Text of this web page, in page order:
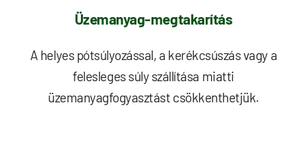
Üzemanyag-megtakarítás
A helyes pótsúlyozással, a kerékcsúszás vagy a
felesleges súly szállítása miatti
üzemanyagfogyasztást csökkenthetjük.